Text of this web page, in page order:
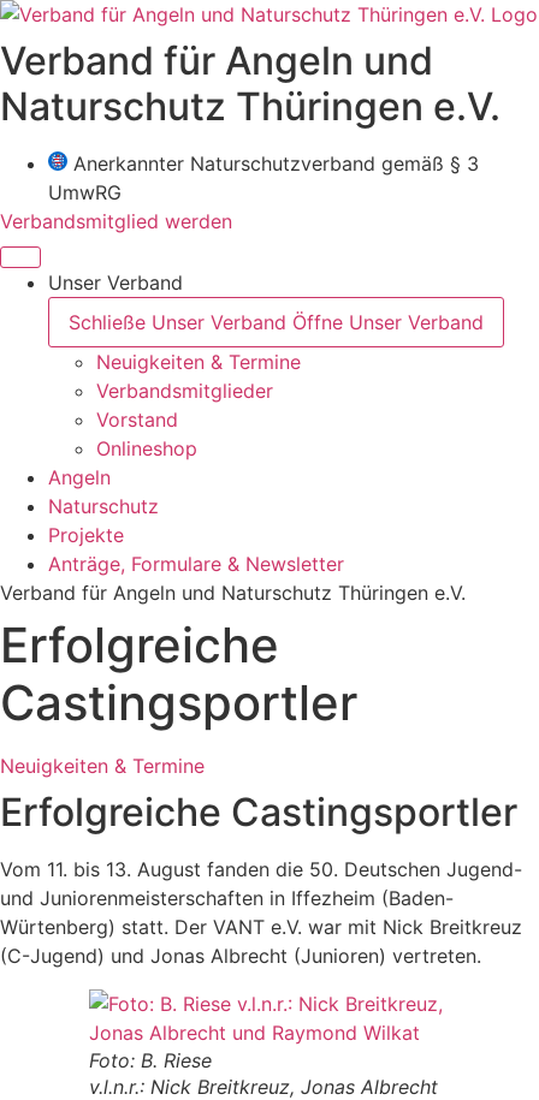
Zum
Inhalt
wechseln
Verband für Angeln und
Naturschutz Thüringen e.V.
Anerkannter Naturschutzverband gemäß § 3
UmwRG
Verbandsmitglied werden
Unser Verband
Schließe Unser Verband Öffne Unser Verband
Neuigkeiten & Termine
Verbandsmitglieder
Vorstand
Onlineshop
Angeln
Naturschutz
Projekte
Anträge, Formulare & Newsletter
Verband für Angeln und Naturschutz Thüringen e.V.
Erfolgreiche
Castingsportler
Neuigkeiten & Termine
Erfolgreiche Castingsportler
Vom 11. bis 13. August fanden die 50. Deutschen Jugend-
und Juniorenmeisterschaften in Iffezheim (Baden-
Würtenberg) statt. Der VANT e.V. war mit Nick Breitkreuz
(C-Jugend) und Jonas Albrecht (Junioren) vertreten.
Foto: B. Riese
v.l.n.r.: Nick Breitkreuz, Jonas Albrecht